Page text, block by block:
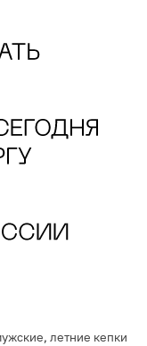
, летние кепки